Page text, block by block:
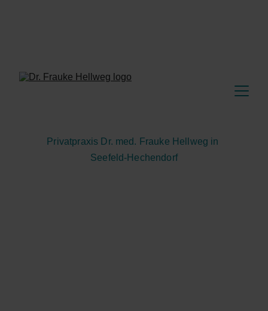
Privatpraxis Dr. med. Frauke Hellweg in
Seefeld-Hechendorf